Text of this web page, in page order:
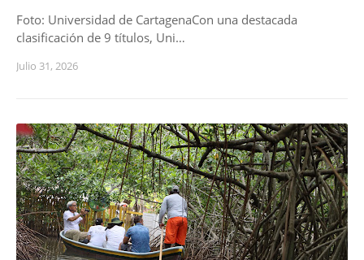
Foto: Universidad de CartagenaCon una destacada
clasificación de 9 títulos, Uni…
Julio 31, 2026